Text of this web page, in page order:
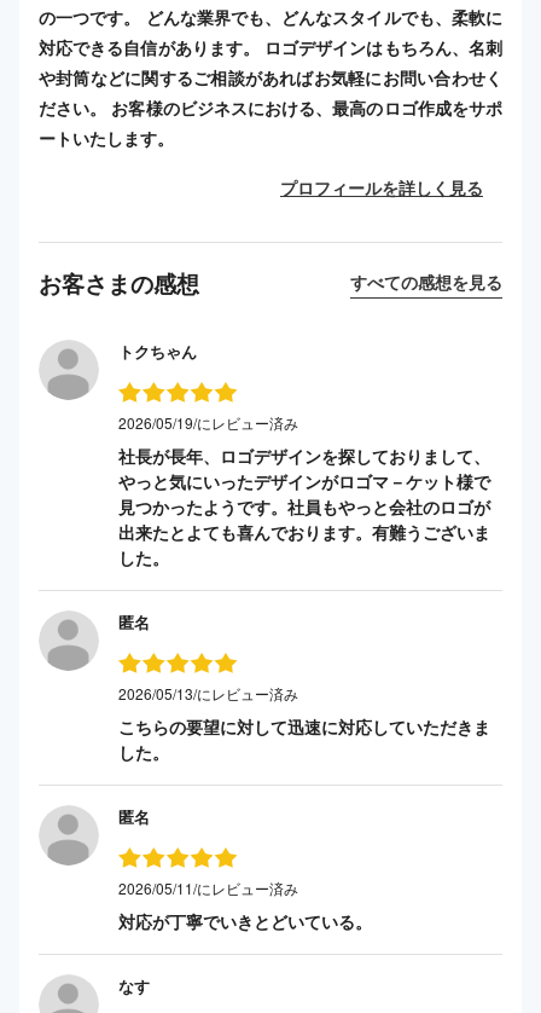
の一つです。 どんな業界でも、どんなスタイルでも、柔軟に
対応できる自信があります。 ロゴデザインはもちろん、名刺
や封筒などに関するご相談があればお気軽にお問い合わせく
ださい。 お客様のビジネスにおける、最高のロゴ作成をサポ
ートいたします。
プロフィールを詳しく見る
お客さまの感想 すべての感想を見る
トクちゃん
2026/05/19/にレビュー済み
社長が長年、ロゴデザインを探しておりまして、
やっと気にいったデザインがロゴマ－ケット様で
見つかったようです。社員もやっと会社のロゴが
出来たとよても喜んでおります。有難うございま
した。
匿名
2026/05/13/にレビュー済み
こちらの要望に対して迅速に対応していただきま
した。
匿名
2026/05/11/にレビュー済み
対応が丁寧でいきとどいている。
なす